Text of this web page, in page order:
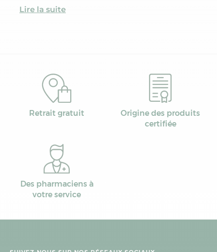
Lire la suite
Retrait gratuit
Origine des produits
certifiée
Des pharmaciens à
votre service